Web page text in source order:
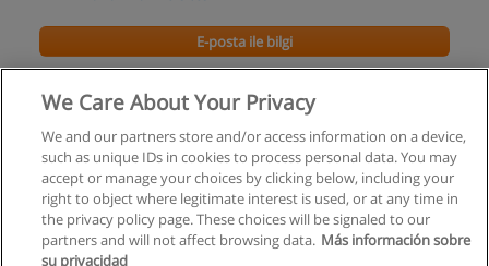
E-posta ile bilgi
Finansal Matemetik Yüksek Lisans Programı
E-posta ile bilgi
We Care About Your Privacy
We and our partners store and/or access information on a device,
such as unique IDs in cookies to process personal data. You may
accept or manage your choices by clicking below, including your
right to object where legitimate interest is used, or at any time in
the privacy policy page. These choices will be signaled to our
partners and will not affect browsing data. Más información sobre
su privacidad